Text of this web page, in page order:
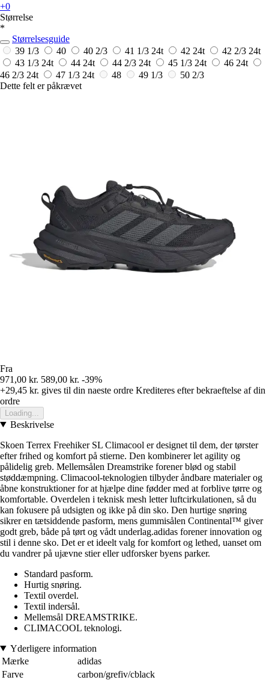
+0
Størrelse
*
Størrelsesguide
39 1/3
40 40 2/3 41 1/3 24t 42 24t 42 2/3 24t
43 1/3 24t 44 24t 44 2/3 24t 45 1/3 24t 46 24t
46 2/3 24t 47 1/3 24t 48 49 1/3
50 2/3
Dette felt er påkrævet
Fra
971,00 kr. 589,00 kr. -39%
+29,45 kr. gives til din naeste ordre Krediteres efter bekraeftelse af din
ordre
Loading...
Beskrivelse
Skoen Terrex Freehiker SL Climacool er designet til dem, der tørster
efter frihed og komfort på stierne. Den kombinerer let agility og
pålidelig greb. Mellemsålen Dreamstrike forener blød og stabil
støddæmpning. Climacool-teknologien tilbyder åndbare materialer og
åbne konstruktioner for at hjælpe dine fødder med at forblive tørre og
komfortable. Overdelen i teknisk mesh letter luftcirkulationen, så du
kan fokusere på udsigten og ikke på din sko. Den hurtige snøring
sikrer en tætsiddende pasform, mens gummisålen Continental™ giver
godt greb, både på tørt og vådt underlag.adidas forener innovation og
stil i denne sko. Det er et ideelt valg for komfort og lethed, uanset om
du vandrer på ujævne stier eller udforsker byens parker.
Standard pasform.
Hurtig snøring.
Textil overdel.
Textil indersål.
Mellemsål DREAMSTRIKE.
CLIMACOOL teknologi.
Yderligere information
Mærke
adidas
Farve
carbon/grefiv/cblack